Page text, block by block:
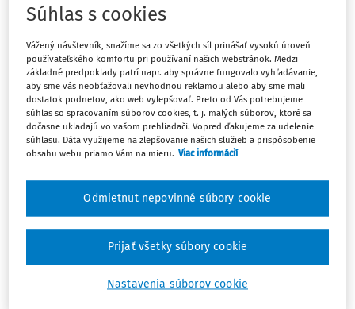
organizačných útvarov, sa šíria e-mailom, SMS alebo cez
Najčastejšie informujú o údajnom nároku na vrátenie
dane, prípadne vyzývajú na úhradu fiktívneho daňového
nedoplatku. Ich cieľom jeprinútiť adresáta, aby klikol na
priložený odkaz, otvoril podozrivú prílohu alebo zadal
údaje z platobnej karty, internetbankingu či dokladu
Zvýšenú pozornosť by mali adresáti venovať najmä
správam, ktoré:
sľubujú rýchle vrátenie dane po kliknutí na odkaz,
internetbankingu,
Súhlas s cookies
Vážený návštevník, snažíme sa zo všetkých síl prinášať vysokú úroveň
používateľského komfortu pri používaní našich webstránok. Medzi
základné predpoklady patrí napr. aby správne fungovalo vyhľadávanie,
aby sme vás neobťažovali nevhodnou reklamou alebo aby sme mali
dostatok podnetov, ako web vylepšovať. Preto od Vás potrebujeme
súhlas so spracovaním súborov cookies, t. j. malých súborov, ktoré sa
dočasne ukladajú vo vašom prehliadači. Vopred ďakujeme za udelenie
súhlasu. Dáta využijeme na zlepšovanie našich služieb a prispôsobenie
obsahu webu priamo Vám na mieru. Viac informácií
Nastavenia súborov cookie
Odmietnut nepovinné súbory cookie
Prijať všetky súbory cookie